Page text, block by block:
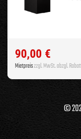
90,00 €
Mietpreiszzgl. MwSt. abzgl.
©